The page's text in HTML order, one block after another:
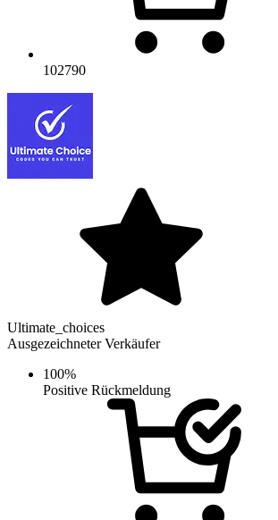
102790
Ultimate_choices
Ausgezeichneter Verkäufer
100%
Positive Rückmeldung